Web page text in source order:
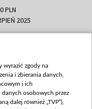
PLN
2025
PLN
350
PLN
2025
wyrazić zgody na
i zbierania danych,
i ich
danych osobowych przez
dalej również „TVP”),